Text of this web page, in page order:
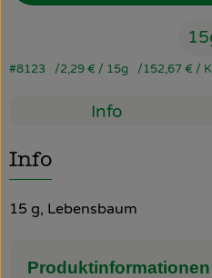
Über uns
Rezepte
#8123 2,29 € / 15g 152,67 € /
Info
Info
15 g, Lebensbaum
Produktinformationen